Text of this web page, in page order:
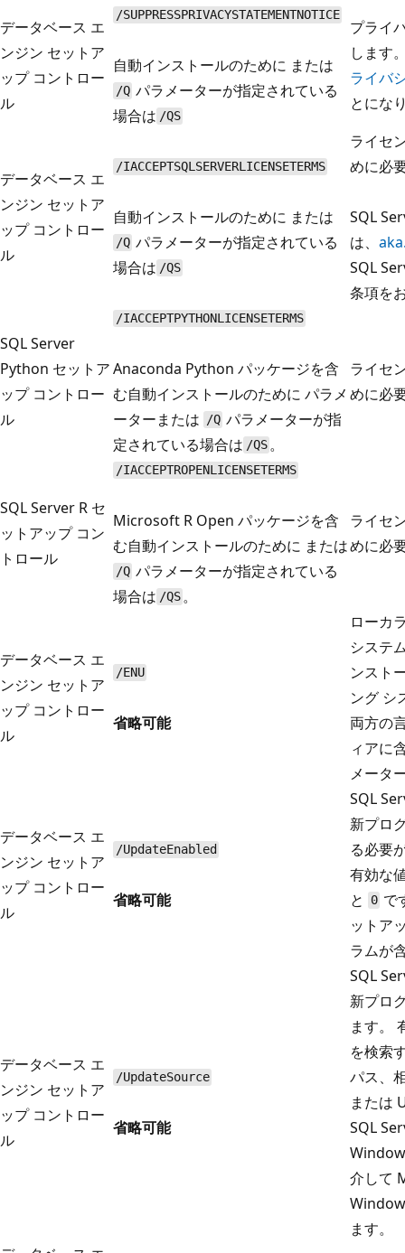
データベース エ
ンジン セットア
ップ コントロー
ル
/SUPPRESSPRIVACYSTATEMENTNOTICE
自動インストールのために または
/Q パラメーターが指定されている
場合は /QS
プライ
します
ライバ
とにな
データベース エ
ンジン セットア
ップ コントロー
ル
/IACCEPTSQLSERVERLICENSETERMS
自動インストールのために または
/Q パラメーターが指定されている
場合は /QS
ライセ
めに必
SQL
は、
SQL
条項を
SQL Server
Python セットア
ップ コントロー
ル
/IACCEPTPYTHONLICENSETERMS
Anaconda Python パッケージを含
む自動インストールのために パラメ
ーターまたは /Q パラメーターが指
定されている場合は /QS 。
ライセ
めに必
SQL Server R セ
ットアップ コン
トロール
/IACCEPTROPENLICENSETERMS
Microsoft R Open パッケージを含
む自動インストールのために または
/Q パラメーターが指定されている
場合は /QS 。
ライセ
めに必
データベース エ
ンジン セットア
ップ コントロー
ル
/ENU
省略可能
ローカ
システ
ンスト
ング シ
両方の
ィアに
メータ
データベース エ
ンジン セットア
ップ コントロー
ル
/UpdateEnabled
省略可能
SQL
新プロ
る必要
有効な
と
0 で
ットア
ラムが
データベース エ
ンジン セットア
ップ コントロー
ル
/UpdateSource
省略可能
SQL
新プロ
ます。
を検索
パス、
または
SQL
介して
ます。